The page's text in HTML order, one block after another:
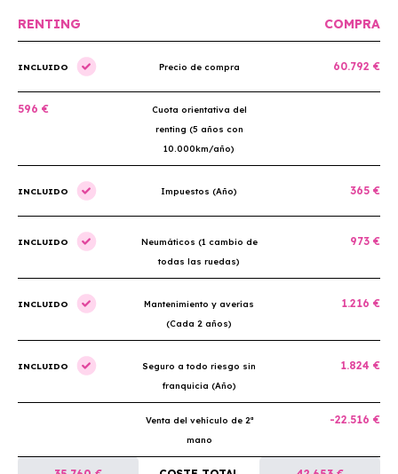
RENTING COMPRA
INCLUIDO Precio de compra 60.792 €
596 €
Cuota orientativa del
renting (5 años con
10.000km/año)
INCLUIDO Impuestos (Año) 365 €
INCLUIDO
Neumáticos (1 cambio de
todas las ruedas)
973 €
INCLUIDO
Mantenimiento y averías
(Cada 2 años)
1.216 €
INCLUIDO
Seguro a todo riesgo sin
franquicia (Año)
1.824 €
Venta del vehículo de 2ª
mano
-22.516 €